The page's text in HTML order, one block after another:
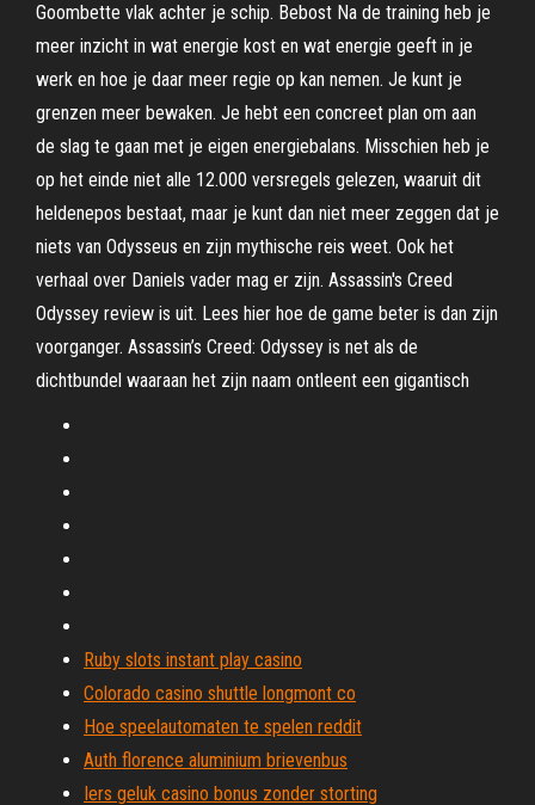
Goombette vlak achter je schip. Bebost Na de training heb je
meer inzicht in wat energie kost en wat energie geeft in je
werk en hoe je daar meer regie op kan nemen. Je kunt je
grenzen meer bewaken. Je hebt een concreet plan om aan
de slag te gaan met je eigen energiebalans. Misschien heb je
op het einde niet alle 12.000 versregels gelezen, waaruit dit
heldenepos bestaat, maar je kunt dan niet meer zeggen dat je
niets van Odysseus en zijn mythische reis weet. Ook het
verhaal over Daniels vader mag er zijn. Assassin's Creed
Odyssey review is uit. Lees hier hoe de game beter is dan zijn
voorganger. Assassin’s Creed: Odyssey is net als de
dichtbundel waaraan het zijn naam ontleent een gigantisch
Ruby slots instant play casino
Colorado casino shuttle longmont co
Hoe speelautomaten te spelen reddit
Auth florence aluminium brievenbus
Iers geluk casino bonus zonder storting